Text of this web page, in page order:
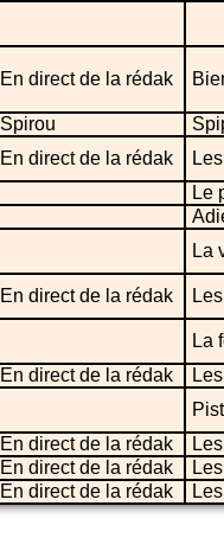
En direct de la rédak
Spirou
En direct de la rédak
Le
La
En direct de la rédak
La
En direct de la rédak
En direct de la rédak
En direct de la rédak
En direct de la rédak